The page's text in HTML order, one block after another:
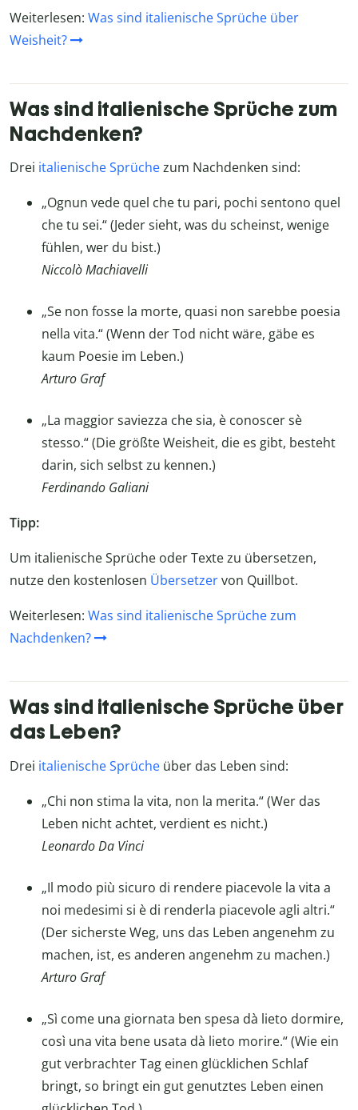
Weiterlesen: Was sind italienische Sprüche über
Weisheit?
Was sind italienische Sprüche zum
Nachdenken?
Drei italienische Sprüchezum Nachdenken sind:
„Ognun vede quel che tu pari, pochi sentono quel
che tu sei.“ (Jeder sieht, was du scheinst, wenige
fühlen, wer du bist.)
Niccolò Machiavelli
„Se non fosse la morte, quasi non sarebbe poesia
nella vita.“ (Wenn der Tod nicht wäre, gäbe es
kaum Poesie im Leben.)
Arturo Graf
„La maggior saviezza che sia, è conoscer sè
stesso.“ (Die größte Weisheit, die es gibt, besteht
darin, sich selbst zu kennen.)
Ferdinando Galiani
Tipp:
Um italienische Sprüche oder Texte zu übersetzen,
nutze den kostenlosen Übersetzervon Quillbot.
Weiterlesen: Was sind italienische Sprüche zum
Nachdenken?
Was sind italienische Sprüche über
das Leben?
Drei italienische Sprüche über das Leben sind:
„Chi non stima la vita, non la merita.“ (Wer das
Leben nicht achtet, verdient es nicht.)
Leonardo Da Vinci
„Il modo più sicuro di rendere piacevole la vita a
noi medesimi si è di renderla piacevole agli altri.“
(Der sicherste Weg, uns das Leben angenehm zu
machen, ist, es anderen angenehm zu machen.)
Arturo Graf
„Sì come una giornata ben spesa dà lieto dormire,
così una vita bene usata dà lieto morire.“ (Wie ein
gut verbrachter Tag einen glücklichen Schlaf
bringt, so bringt ein gut genutztes Leben einen